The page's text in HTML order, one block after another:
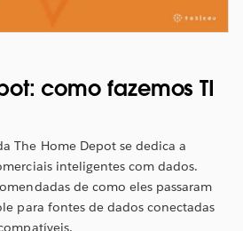
como fazemos TI
The Home Depot se dedica a
inteligentes com dados.
de como eles passaram
para fontes de dados conectadas